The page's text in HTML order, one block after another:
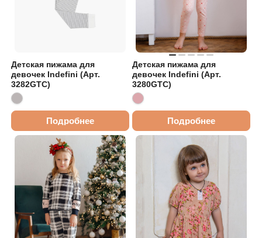
Детская пижама для
девочек Indefini (Арт.
3282GTC)
Подробнее
Детская пижама для
девочек Indefini (Арт.
3280GTC)
Подробнее